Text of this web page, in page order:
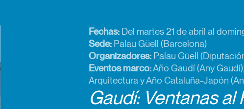
Fechas: Del martes 21 de abril al
Sede: Palau Güell (Barcelona)
Organizadores: Palau Güell
Eventos marco:Año Gaudí (Any
Arquitectura y Año Cataluña-Japón
Gaudí: Ventanas al